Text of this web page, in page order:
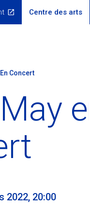
Centre des arts
Concert
2022, 20:00